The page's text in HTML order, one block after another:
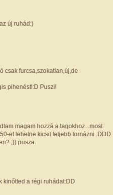
új ruhád:)
csak furcsa,szokatlan,új,de
pihenést!:D Puszi!
magam hozzá a tagokhoz...most
et lehetne kicsit feljebb tornázni :DDD
;)) pusza
kinőtted a régi ruhádat:DD